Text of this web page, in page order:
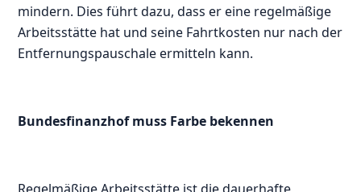
mindern. Dies führt dazu, dass er eine regelmäßige
Arbeitsstätte hat und seine Fahrtkosten nur nach der
Entfernungspauschale ermitteln kann.
Bundesfinanzhof muss Farbe bekennen